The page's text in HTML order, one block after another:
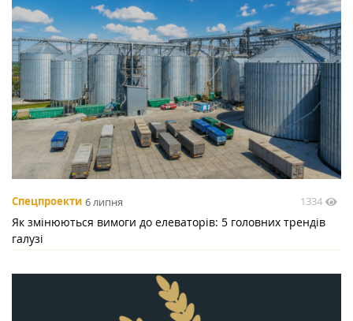
Спецпроекти 6 липня 1334
Як змінюються вимоги до елеваторів: 5 головних трендів
галузі